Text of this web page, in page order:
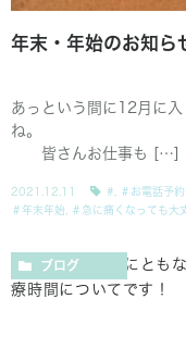
年末・年始のお知ら
あっという間に12月に入
皆さんお仕事も […]
2021.12.11 # ＃お電話予
＃年末年始
＃急に痛くなっても大
ブログ